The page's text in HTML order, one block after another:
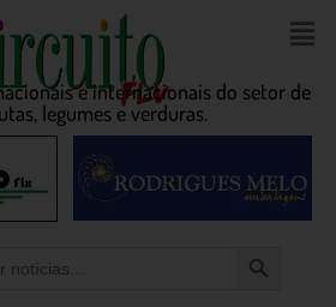
e internacionais do setor de
legumes e verduras.